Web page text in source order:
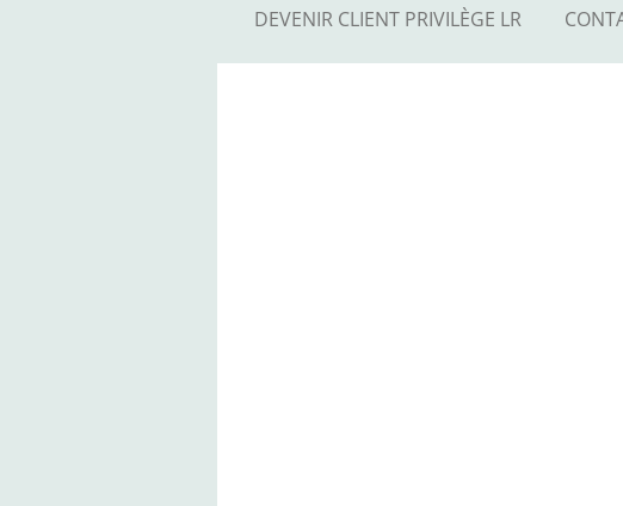
DEVENIR CLIENT PRIVILÈGE LR